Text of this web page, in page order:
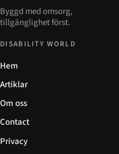
Byggd med omsorg,
tillgänglighet först.
DISABILITY WORLD
Hem
Artiklar
Om oss
Contact
Privacy